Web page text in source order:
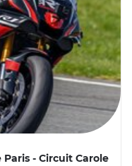
- Circuit Carole